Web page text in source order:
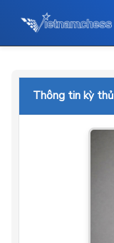
Thông tin kỳ thủ